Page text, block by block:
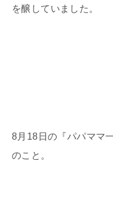
を醸していました。
8月18日の『パパママ
のこと。